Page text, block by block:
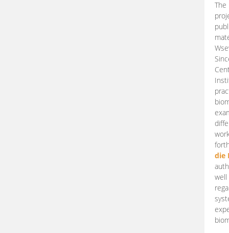
die
well